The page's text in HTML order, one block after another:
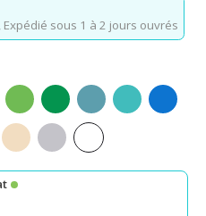
Expédié sous 1 à 2 jours ouvrés
citron mat
Vert pomme mat
Vert matBleu sarcelle mat
Bleu Tiffany
Bleu
mat
Beige matGris clair mat
Blanc mat